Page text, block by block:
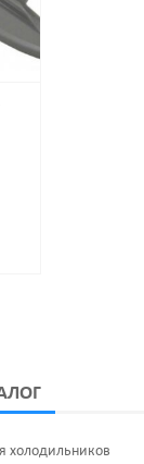
холодильников